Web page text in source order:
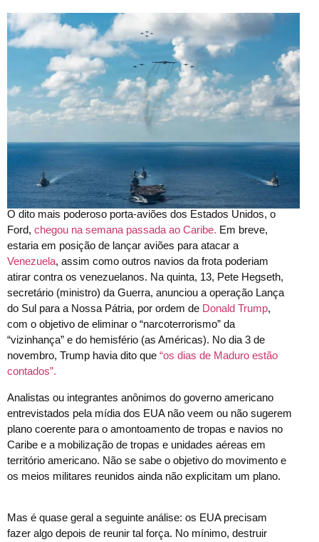
O dito mais poderoso porta-aviões dos Estados Unidos, o
Ford, chegou na semana passada ao Caribe. Em breve,
estaria em posição de lançar aviões para atacar a
Venezuela, assim como outros navios da frota poderiam
atirar contra os venezuelanos. Na quinta, 13, Pete Hegseth,
secretário (ministro) da Guerra, anunciou a operação Lança
do Sul para a Nossa Pátria, por ordem de Donald Trump,
com o objetivo de eliminar o “narcoterrorismo” da
“vizinhança” e do hemisfério (as Américas). No dia 3 de
novembro, Trump havia dito que “os dias de Maduro estão
contados”.
Analistas ou integrantes anônimos do governo americano
entrevistados pela mídia dos EUA não veem ou não sugerem
plano coerente para o amontoamento de tropas e navios no
Caribe e a mobilização de tropas e unidades aéreas em
território americano. Não se sabe o objetivo do movimento e
os meios militares reunidos ainda não explicitam um plano.
Mas é quase geral a seguinte análise: os EUA precisam
fazer algo depois de reunir tal força. No mínimo, destruir